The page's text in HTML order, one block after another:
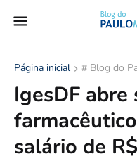
Página inicial # Blog do
IgesDF abre
salário de